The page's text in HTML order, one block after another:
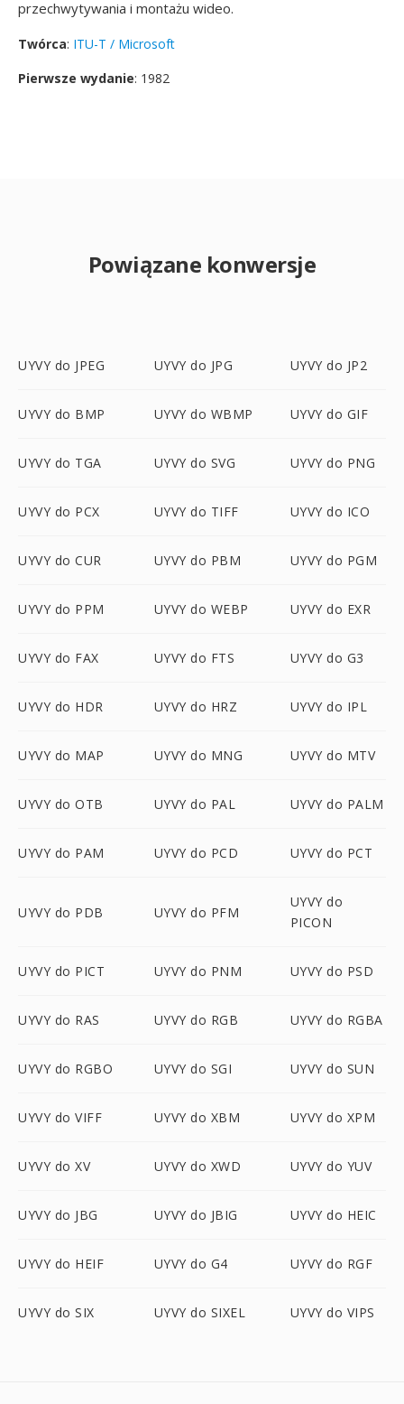
przechwytywania i montażu wideo.
Twórca: ITU-T / Microsoft
Pierwsze wydanie: 1982
Powiązane konwersje
UYVY do JPEG UYVY do JPG UYVY do JP2
UYVY do BMP UYVY do WBMP UYVY do GIF
UYVY do TGA UYVY do SVG UYVY do PNG
UYVY do PCX UYVY do TIFF UYVY do ICO
UYVY do CUR UYVY do PBM UYVY do PGM
UYVY do PPM UYVY do WEBP UYVY do EXR
UYVY do FAX UYVY do FTS UYVY do G3
UYVY do HDR UYVY do HRZ UYVY do IPL
UYVY do MAP UYVY do MNG UYVY do MTV
UYVY do OTB UYVY do PAL UYVY do PALM
UYVY do PAM UYVY do PCD UYVY do PCT
UYVY do PDB UYVY do PFM
UYVY do
PICON
UYVY do PICT UYVY do PNM UYVY do PSD
UYVY do RAS UYVY do RGB UYVY do RGBA
UYVY do RGBO UYVY do SGI UYVY do SUN
UYVY do VIFF UYVY do XBM UYVY do XPM
UYVY do XV UYVY do XWD UYVY do YUV
UYVY do JBG UYVY do JBIG UYVY do HEIC
UYVY do HEIF UYVY do G4 UYVY do RGF
UYVY do SIX UYVY do SIXEL UYVY do VIPS